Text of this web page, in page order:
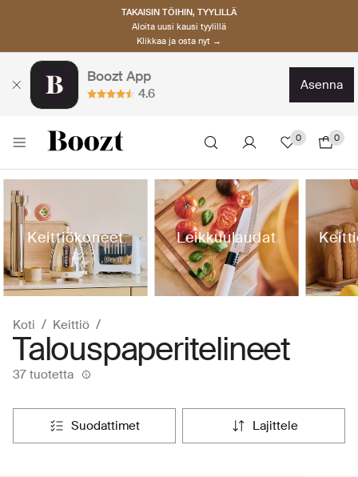
TAKAISIN TÖIHIN, TYYLILLÄ
Aloita uusi kausi tyylillä
Klikkaa ja osta nyt →
Boozt App
4.6
asenna
0 0
Keittiökoneet Leikkuulaudat
Koti Keittiö
Talouspaperitelineet
37 tuotetta
suodattimet lajittele